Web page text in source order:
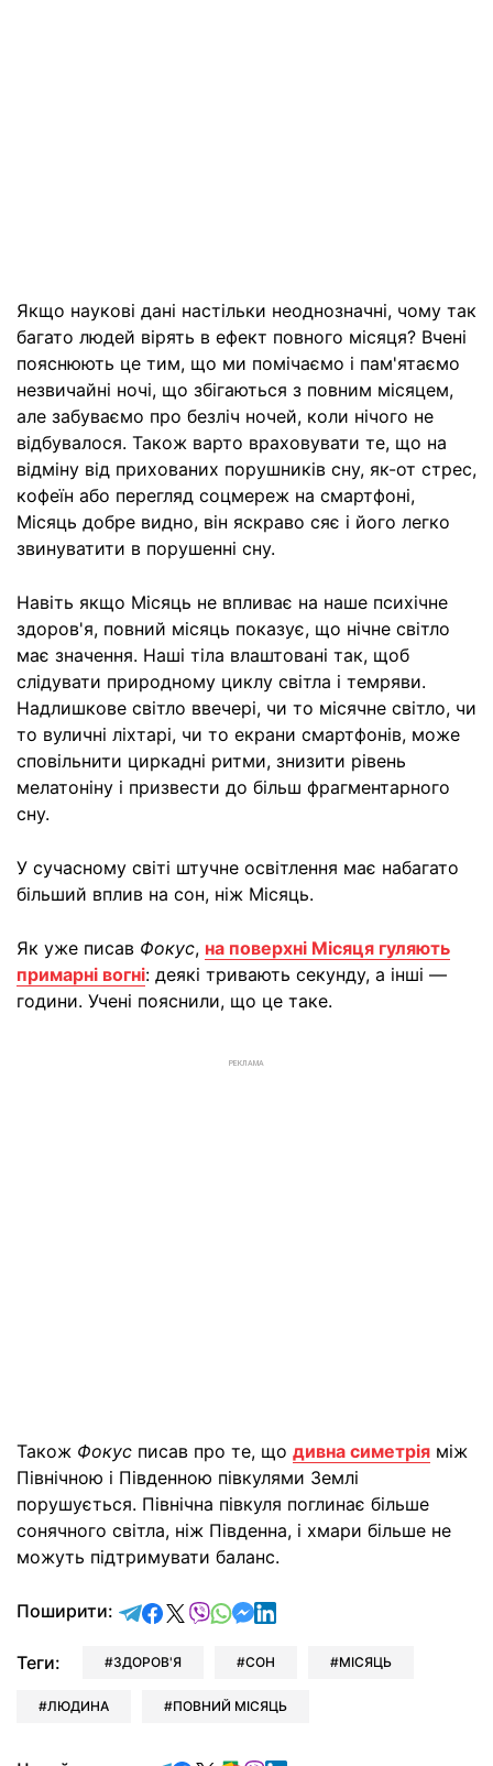
Якщо наукові дані настільки неоднозначні, чому так
багато людей вірять в ефект повного місяця? Вчені
пояснюють це тим, що ми помічаємо і пам'ятаємо
незвичайні ночі, що збігаються з повним місяцем,
але забуваємо про безліч ночей, коли нічого не
відбувалося. Також варто враховувати те, що на
відміну від прихованих порушників сну, як-от стрес,
кофеїн або перегляд соцмереж на смартфоні,
Місяць добре видно, він яскраво сяє і його легко
звинуватити в порушенні сну.
Навіть якщо Місяць не впливає на наше психічне
здоров'я, повний місяць показує, що нічне світло
має значення. Наші тіла влаштовані так, щоб
слідувати природному циклу світла і темряви.
Надлишкове світло ввечері, чи то місячне світло, чи
то вуличні ліхтарі, чи то екрани смартфонів, може
сповільнити циркадні ритми, знизити рівень
мелатоніну і призвести до більш фрагментарного
сну.
У сучасному світі штучне освітлення має набагато
більший вплив на сон, ніж Місяць.
Як уже писав Фокус, на поверхні Місяця гуляють
примарні вогні: деякі тривають секунду, а інші —
години. Учені пояснили, що це таке.
РЕКЛАМА
Також Фокус писав про те, що дивна симетрія між
Північною і Південною півкулями Землі
порушується. Північна півкуля поглинає більше
сонячного світла, ніж Південна, і хмари більше не
можуть підтримувати баланс.
Поширити: відправити у Telegram
поділитись у Facebook
поділитись у X
відправити у Viber
відправити у Whatsapp
відправити у Messenger
відправити у LinkedIn
Теги: ЗДОРОВ'Я СОН МІСЯЦЬ
ЛЮДИНА ПОВНИЙ МІСЯЦЬ